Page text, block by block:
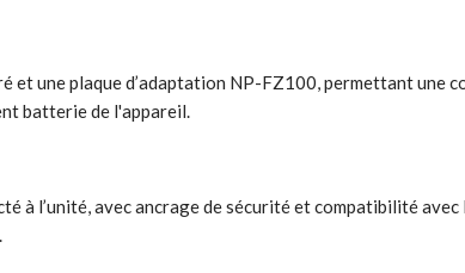
une plaque d’adaptation NP-FZ100, permettant une
batterie de l'appareil.
à l’unité, avec ancrage de sécurité et compatibilité